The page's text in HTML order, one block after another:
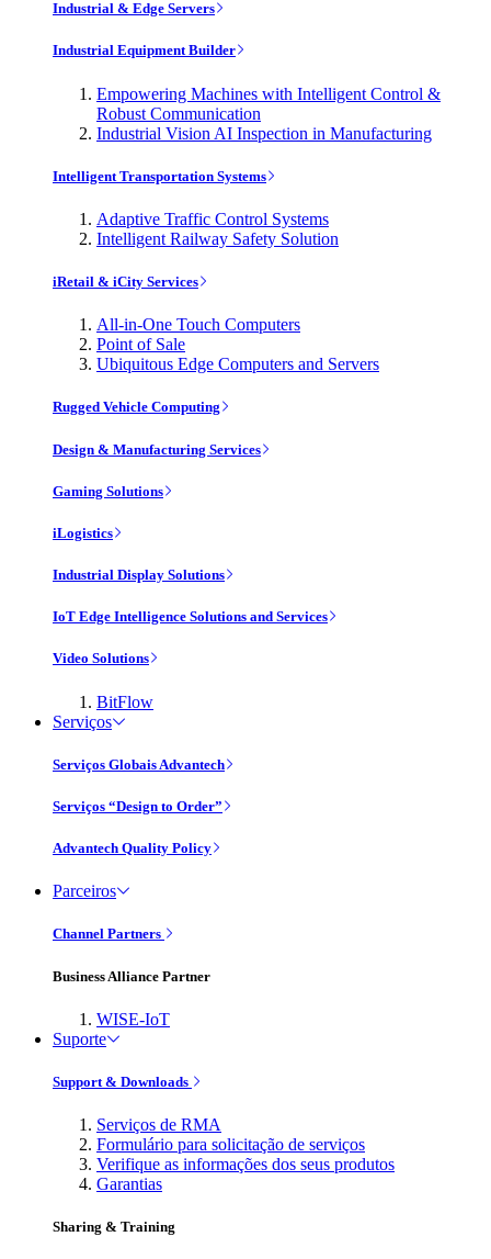
Industrial & Edge Servers
Industrial Equipment Builder
Empowering Machines with Intelligent Control &
Robust Communication
Industrial Vision AI Inspection in Manufacturing
Intelligent Transportation Systems
Adaptive Traffic Control Systems
Intelligent Railway Safety Solution
iRetail & iCity Services
All-in-One Touch Computers
Point of Sale
Ubiquitous Edge Computers and Servers
Rugged Vehicle Computing
Design & Manufacturing Services
Gaming Solutions
iLogistics
Industrial Display Solutions
IoT Edge Intelligence Solutions and Services
Video Solutions
BitFlow
Serviços
Serviços Globais Advantech
Serviços “Design to Order”
Advantech Quality Policy
Parceiros
Channel Partners
Business Alliance Partner
WISE-IoT
Suporte
Support & Downloads
Serviços de RMA
Formulário para solicitação de serviços
Verifique as informações dos seus produtos
Garantias
Sharing & Training